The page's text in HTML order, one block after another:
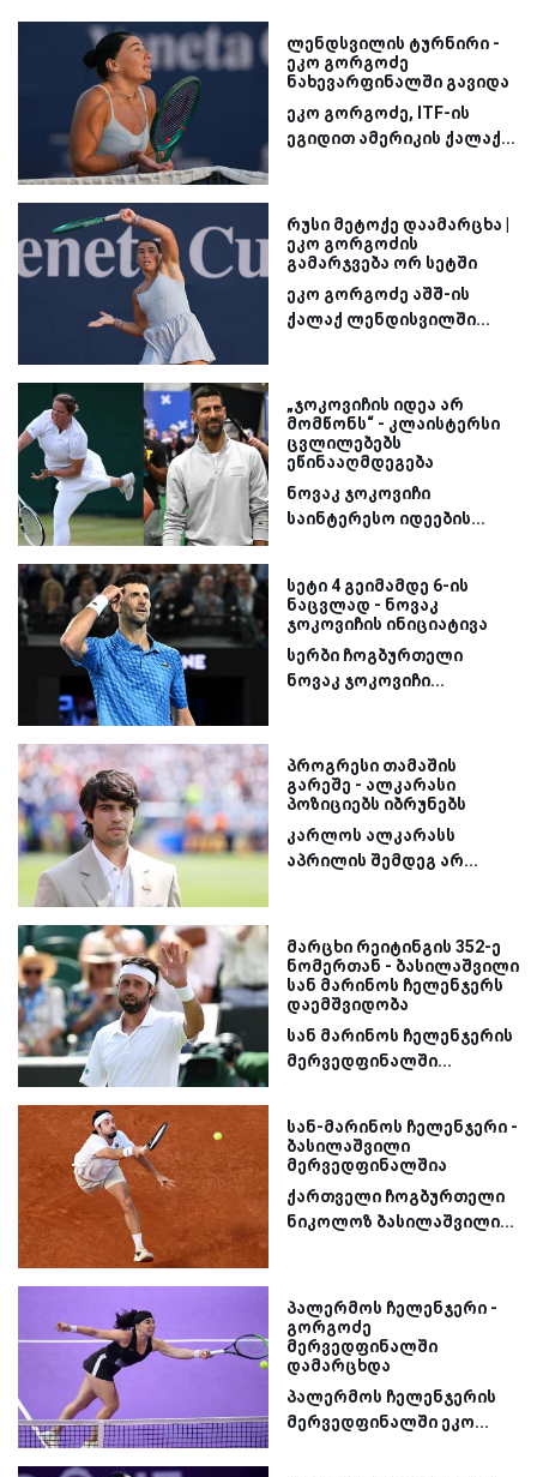
ლენდსვილის ტურნირი -
ეკო გორგოძე
ნახევარფინალში გავიდა
ეკო გორგოძე, ITF-ის
ეგიდით ამერიკის ქალაქ...
რუსი მეტოქე დაამარცხა |
ეკო გორგოძის
გამარჯვება ორ სეტში
ეკო გორგოძე აშშ-ის
ქალაქ ლენდისვილში...
„ჯოკოვიჩის იდეა არ
მომწონს“ - კლაისტერსი
ცვლილებებს
ეწინააღმდეგება
ნოვაკ ჯოკოვიჩი
საინტერესო იდეების...
სეტი 4 გეიმამდე 6-ის
ნაცვლად - ნოვაკ
ჯოკოვიჩის ინიციატივა
სერბი ჩოგბურთელი
ნოვაკ ჯოკოვიჩი...
პროგრესი თამაშის
გარეშე - ალკარასი
პოზიციებს იბრუნებს
კარლოს ალკარასს
აპრილის შემდეგ არ...
მარცხი რეიტინგის 352-ე
ნომერთან - ბასილაშვილი
სან მარინოს ჩელენჯერს
დაემშვიდობა
სან მარინოს ჩელენჯერის
მერვედფინალში...
სან-მარინოს ჩელენჯერი -
ბასილაშვილი
მერვედფინალშია
ქართველი ჩოგბურთელი
ნიკოლოზ ბასილაშვილი...
პალერმოს ჩელენჯერი -
გორგოძე
მერვედფინალში
დამარცხდა
პალერმოს ჩელენჯერის
მერვედფინალში ეკო...